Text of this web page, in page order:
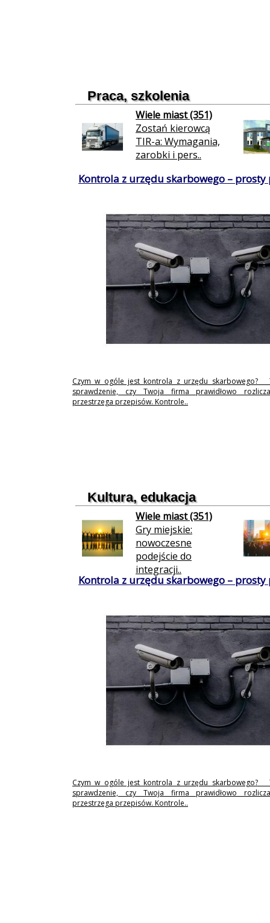
Praca, szkolenia
Wiele miast (351)
Zostań kierowcą
TIR-a: Wymagania,
zarobki i pers..
Kontrola z urzędu skarbowego –
Czym w ogóle jest kontrola z urzędu skarbowego?
sprawdzenie, czy Twoja firma prawidłowo
przestrzega przepisów. Kontrole..
Kultura, edukacja
Wiele miast (351)
Gry miejskie:
nowoczesne
podejście do
integracji..
Kontrola z urzędu skarbowego –
Czym w ogóle jest kontrola z urzędu skarbowego?
sprawdzenie, czy Twoja firma prawidłowo
przestrzega przepisów. Kontrole..